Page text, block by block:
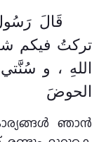
قَالَ
تركتُ فيكم
اللهِ ، و
الحوضَ